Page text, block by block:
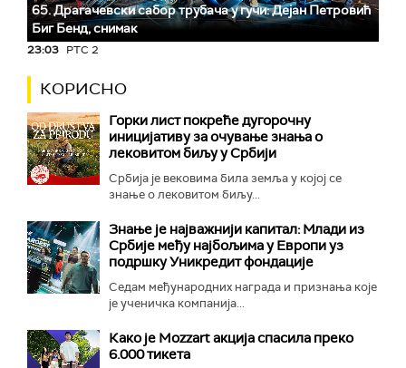
65. Драгачевски сабор трубача у гучи: Дејан Петровић
Биг Бeнд, снимак
23:03 РТС 2
КОРИСНО
Горки лист покреће дугорочну
иницијативу за очување знања о
лековитом биљу у Србији
Србија је вековима била земља у којој се
знање о лековитом биљу...
Знање је најважнији капитал: Млади из
Србије међу најбољима у Европи уз
подршку Уникредит фондације
Седам међународних награда и признања које
је ученичка компанија...
Како је Mozzart акција спасила преко
6.000 тикета